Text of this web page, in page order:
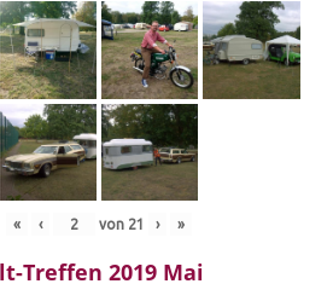
« ‹ von 21 › »
Treffen 2019 Mai